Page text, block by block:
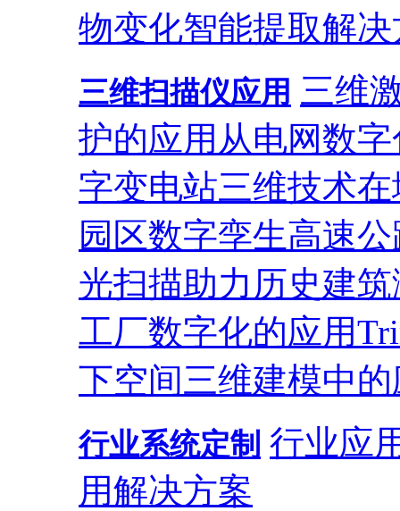
物变化智能提取解
三维扫描仪应用 三维
护的应用 从电网数
字变电站三维技术
园区数字孪生高速
光扫描助力历史建
工厂数字化的应用
下空间三维建模中
行业系统定制 行业应
用解决方案